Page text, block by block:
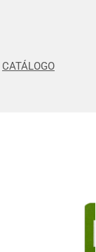
CATÁLOGO